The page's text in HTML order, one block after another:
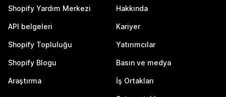
Shopify Yardım Merkezi
API belgeleri
Shopify Topluluğu
Shopify Blogu
Araştırma
Hakkında
Kariyer
Yatırımcılar
Basın ve medya
İş Ortakları